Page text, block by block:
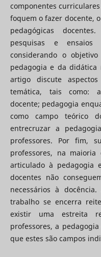
componentes
foquem o fazer docente,
pedagógicas
pesquisas e
considerando o
pedagogia e da didática
artigo discute
temática, tais como: a
docente; pedagogia
como campo teórico
entrecruzar a
professores. Por fim,
professores, na
articulado à pedagogia
docentes não
necessários à
trabalho se encerra
existir uma estreita
professores, a
que estes são campos